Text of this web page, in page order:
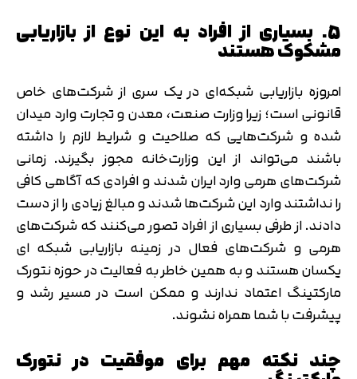
5. بسیاری از افراد به این نوع از بازاریابی
مشکوک هستند
امروزه بازاریابی شبکه‌ای در یک سری از شرکت‌های خاص
قانونی است؛ زیرا وزارت صنعت، معدن و تجارت وارد میدان
شده و شرکت‌هایی که صلاحیت و شرایط لازم را داشته
باشند می‌تواند از این وزارت‌‎خانه مجوز بگیرند. زمانی
شرکت‌های هرمی وارد ایران شدند و افرادی که آگاهی کافی
را نداشتند وارد این شرکت‌ها شدند و مبالغ زیادی را از دست
دادند. از طرفی بسیاری از افراد تصور می‌کنند که شرکت‌های
هرمی و شرکت‌های فعال در زمینه بازاریابی شبکه ای
یکسان هستند و به همین خاطر به فعالیت در حوزه نتورک
مارکتینگ اعتماد ندارند و ممکن است در مسیر رشد و
پیشرفت با شما همراه نشوند.
چند نکته مهم برای موفقیت در نتورک